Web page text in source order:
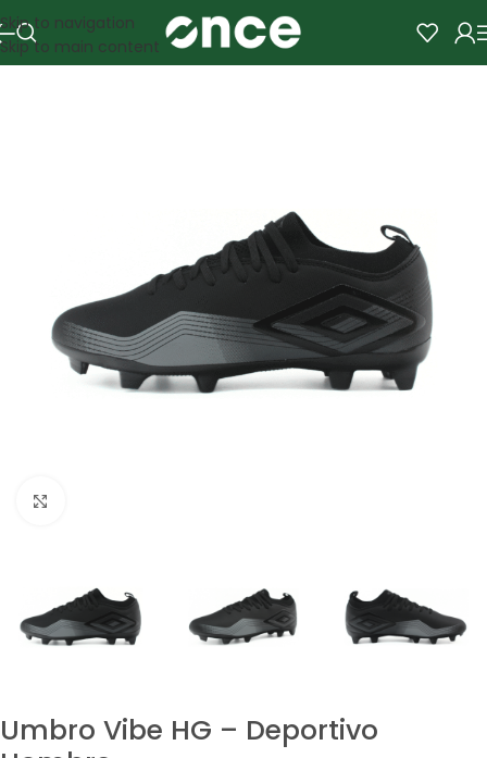
Skip to navigation
Skip to main content
Umbro Vibe HG – Deportivo